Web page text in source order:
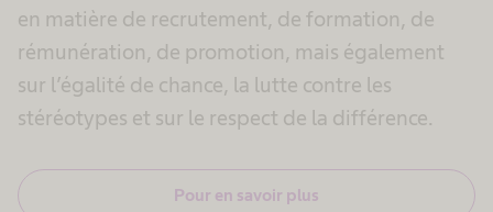
en matière de recrutement, de formation, de
rémunération, de promotion, mais également
sur l’égalité de chance, la lutte contre les
stéréotypes et sur le respect de la différence.
Pour en savoir plus